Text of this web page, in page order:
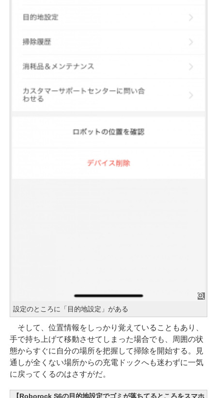
設定のところに「目的地設定」がある
そして、位置情報をしっかり覚えていることもあり、
手で持ち上げて移動させてしまった場合でも、周囲の状
態からすぐに自分の場所を把握して掃除を開始する。見
通しが全くない場所からの充電ドックへも迷わずに一気
に戻ってくるのはさすがだ。
【Roborock S6の目的地設定でゴミが落ちてるところをスマホ